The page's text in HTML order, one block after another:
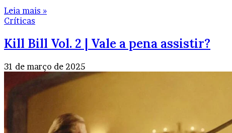
Leia mais »
Críticas
Kill Bill Vol. 2 | Vale a pena assistir?
31 de março de 2025